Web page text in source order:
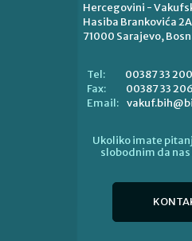
Hercegovini -
Hasiba Brankovića 2A
71000 Sarajevo,
Tel:
00387 33
Fax:
00387 33
Email:
Ukoliko imate
slobodnim da